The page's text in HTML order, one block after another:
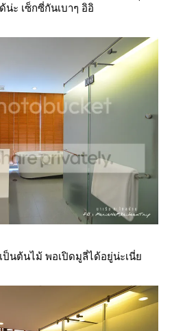
ะ เซ็กซี่กันเบาๆ อิอิ
ป็นต้นไม้ พอเปิดมูลี่ได้อยู่น่ะเนี่